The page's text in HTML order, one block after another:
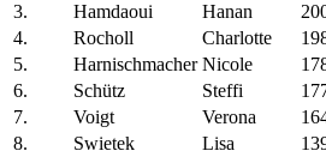
3.
Hamdaoui Hanan
4.
Rocholl Charlotte
5.
Harnischmacher Nicole
6.
Schütz Steffi
7.
Voigt Verona
8.
Swietek Lisa